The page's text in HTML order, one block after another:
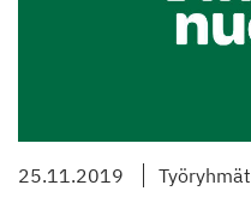
25.11.2019 Työryhmät